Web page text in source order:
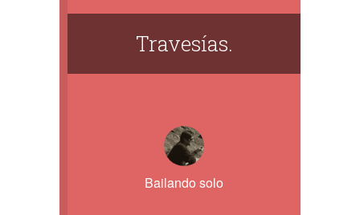
Travesías.
Bailando solo